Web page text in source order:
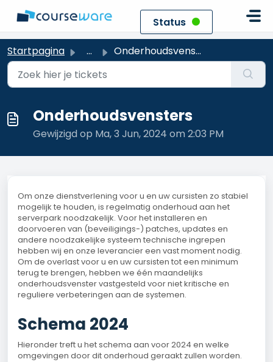
Status
Startpagina ... Onderhoudsvensters
Onderhoudsvensters
Gewijzigd op Ma, 3 Jun, 2024 om 2:03 PM
Om onze dienstverlening voor u en uw cursisten zo stabiel
mogelijk te houden, is regelmatig onderhoud aan het
serverpark noodzakelijk. Voor het installeren en
doorvoeren van (beveiligings-) patches, updates en
andere noodzakelijke systeem technische ingrepen
hebben wij en onze leverancier een vast moment nodig.
Om de overlast voor u en uw cursisten tot een minimum
terug te brengen, hebben we één maandelijks
onderhoudsvenster vastgesteld voor niet kritische en
reguliere verbeteringen aan de systemen.
Schema 2024
Hieronder treft u het schema aan voor 2024 en welke
omgevingen door dit onderhoud geraakt zullen worden.